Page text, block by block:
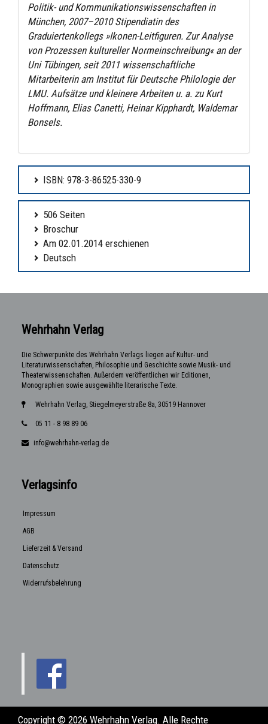
Politik- und Kommunikationswissenschaften in
München, 2007–2010 Stipendiatin des
Graduiertenkollegs »Ikonen-Leitfiguren. Zur Analyse
von Prozessen kultureller Normeinschreibung« an der
Uni Tübingen, seit 2011 wissenschaftliche
Mitarbeiterin am Institut für Deutsche Philologie der
LMU. Aufsätze und kleinere Arbeiten u. a. zu Kurt
Hoffmann, Elias Canetti, Heinar Kipphardt, Waldemar
Bonsels.
ISBN: 978-3-86525-330-9
506 Seiten
Broschur
Am 02.01.2014 erschienen
Deutsch
Wehrhahn Verlag
Die Schwerpunkte des Wehrhahn Verlags liegen auf Kultur- und
Literaturwissenschaften, Philosophie und Geschichte sowie Musik- und
Theaterwissenschaften. Außerdem veröffentlichen wir Editionen,
Monographien sowie ausgewählte literarische Texte.
Wehrhahn Verlag, Stiegelmeyerstraße 8a, 30519 Hannover
05 11 - 8 98 89 06
info@wehrhahn-verlag.de
Verlagsinfo
Impressum
AGB
Lieferzeit & Versand
Datenschutz
Widerrufsbelehrung
Copyright © 2026 Wehrhahn Verlag. Alle Rechte